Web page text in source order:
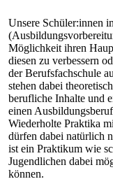
Unsere Schüler:innen
Möglichkeit ihren
diesen zu verbessern
der Berufsfachschule
stehen dabei
berufliche Inhalte und
einen
Wiederholte Praktika
dürfen dabei natürlich
ist ein Praktikum wie
Jugendlichen dabei
können.